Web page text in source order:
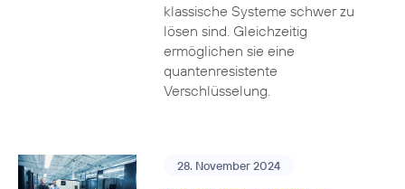
klassische Systeme schwer zu
lösen sind. Gleichzeitig
ermöglichen sie eine
quantenresistente
Verschlüsselung.
28. November 2024